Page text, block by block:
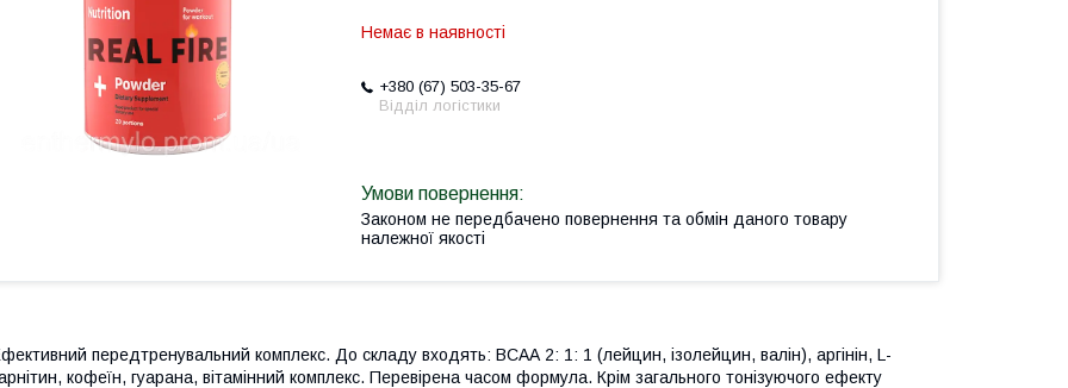
Немає в наявності
+380 (67) 503-35-67
Відділ логістики
Законом не передбачено повернення та обмін даного товару
належної якості
передтренувальний комплекс. До складу входять: ВСАА 2: 1: 1 (лейцин, ізолейцин, валін), аргінін, L-
кофеїн, гуарана, вітамінний комплекс. Перевірена часом формула. Крім загального тонізуючого ефекту